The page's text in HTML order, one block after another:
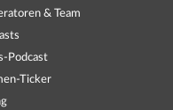
& Team
Podcast
Ticker